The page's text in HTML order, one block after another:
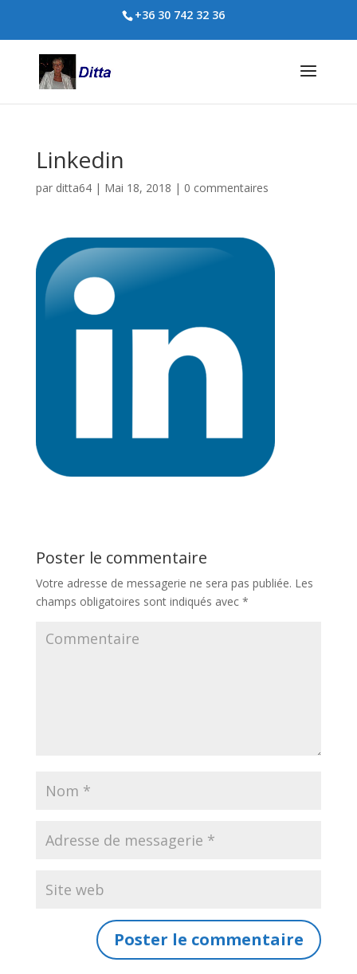
+36 30 742 32 36
Linkedin
par ditta64| Mai 18, 2018 | 0 commentaires
Poster le commentaire
Votre adresse de messagerie ne sera pas publiée. Les
champs obligatoires sont indiqués avec *